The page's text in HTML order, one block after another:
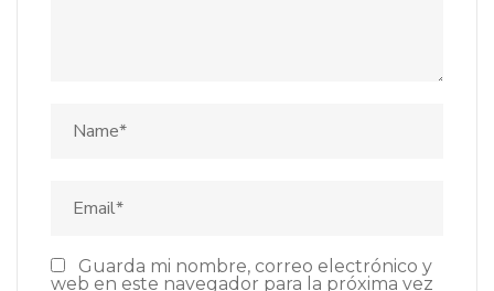
Guarda mi nombre, correo electrónico y
web en este navegador para la próxima vez